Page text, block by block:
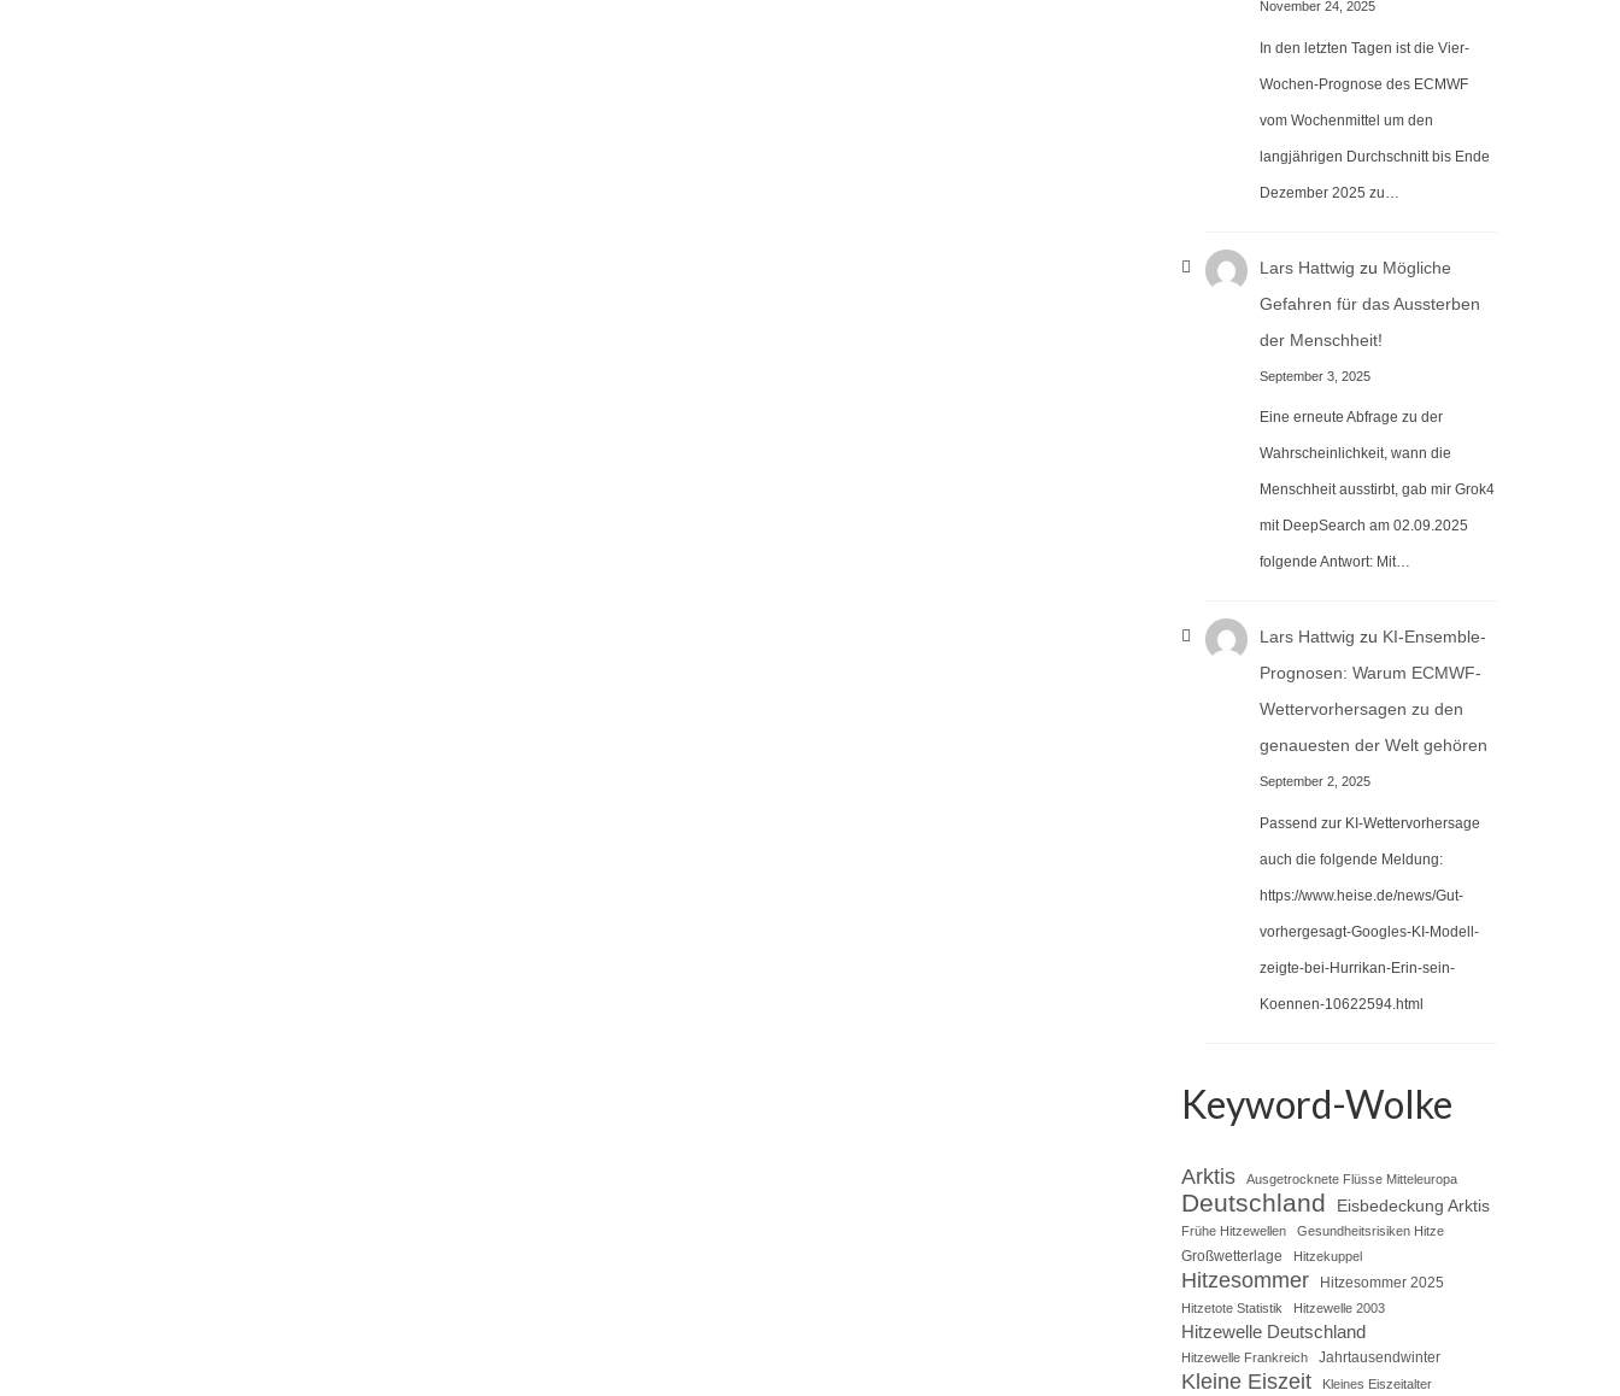
November 24, 2025
In den letzten Tagen ist die Vier-
Wochen-Prognose des ECMWF
vom Wochenmittel um den
langjährigen Durchschnitt bis Ende
Dezember 2025 zu…
Lars Hattwig zu Mögliche
Gefahren für das Aussterben
der Menschheit!
September 3, 2025
Eine erneute Abfrage zu der
Wahrscheinlichkeit, wann die
Menschheit ausstirbt, gab mir Grok4
mit DeepSearch am 02.09.2025
folgende Antwort: Mit…
Lars Hattwig zu KI-Ensemble-
Prognosen: Warum ECMWF-
Wettervorhersagen zu den
genauesten der Welt gehören
September 2, 2025
Passend zur KI-Wettervorhersage
auch die folgende Meldung:
https://www.heise.de/news/Gut-
vorhergesagt-Googles-KI-Modell-
zeigte-bei-Hurrikan-Erin-sein-
Koennen-10622594.html
Keyword-Wolke
Arktis Ausgetrocknete Flüsse Mitteleuropa
Deutschland Eisbedeckung Arktis
Frühe Hitzewellen Gesundheitsrisiken Hitze
Großwetterlage Hitzekuppel
Hitzesommer Hitzesommer 2025
Hitzetote Statistik Hitzewelle 2003
Hitzewelle Deutschland
Hitzewelle Frankreich Jahrtausendwinter
Kleine Eiszeit Kleines Eiszeitalter